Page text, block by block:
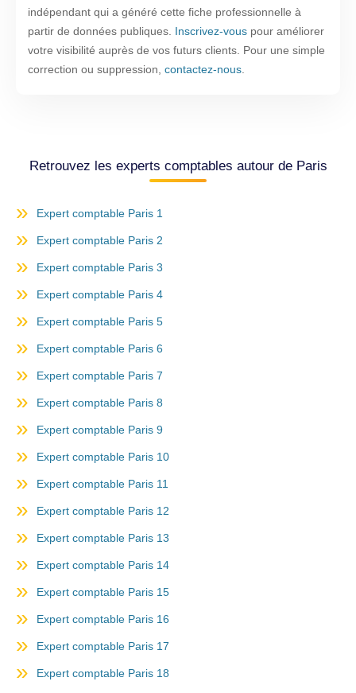
indépendant qui a généré cette fiche professionnelle à
partir de données publiques. Inscrivez-vous pour améliorer
votre visibilité auprès de vos futurs clients. Pour une simple
correction ou suppression, contactez-nous
Retrouvez les experts comptables autour de Paris
Expert comptable Paris 1
Expert comptable Paris 2
Expert comptable Paris 3
Expert comptable Paris 4
Expert comptable Paris 5
Expert comptable Paris 6
Expert comptable Paris 7
Expert comptable Paris 8
Expert comptable Paris 9
Expert comptable Paris 10
Expert comptable Paris 11
Expert comptable Paris 12
Expert comptable Paris 13
Expert comptable Paris 14
Expert comptable Paris 15
Expert comptable Paris 16
Expert comptable Paris 17
Expert comptable Paris 18